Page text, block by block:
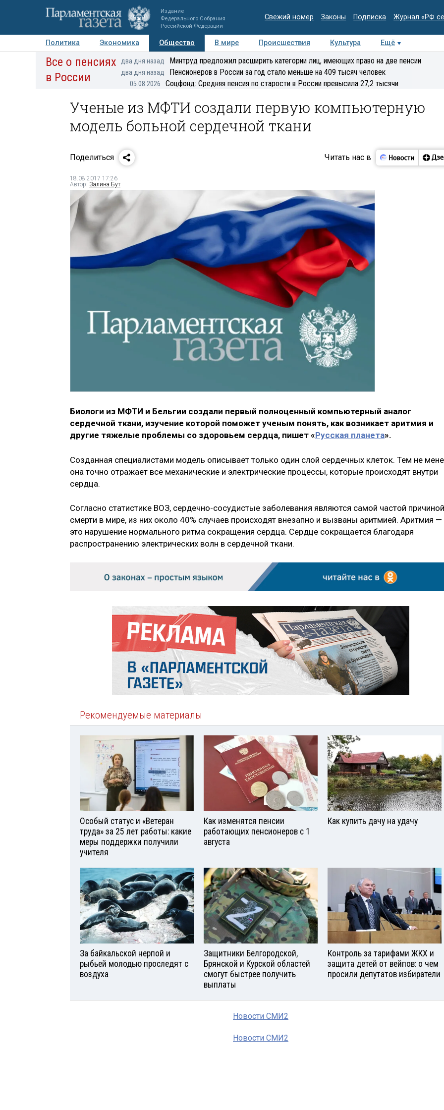
Издание
Федерального Собрания
Российской Федерации
Свежий номер Законы Подписка Журнал «РФ
Политика Экономика Общество В мире Происшествия Культура
Ещё
Авторы Персоны Мнения Регионы Медиацентр Интервью Колумнисты
Все о пенсиях
в России
два дня назад Минтруд предложил расширить категории лиц, имеющих право на две пенсии
два дня назад Пенсионеров в России за год стало меньше на 409 тысяч человек
05.08.2026 Соцфонд: Средняя пенсия по старости в России превысила 27,2 тысячи
Ученые из МФТИ создали первую компьютерную
модель больной сердечной ткани
Поделиться Читать нас в
18.08.2017 17:26
Автор: Залина Бут
Биологи из МФТИ и Бельгии создали первый полноценный компьютерный аналог
сердечной ткани, изучение которой поможет ученым понять, как возникает аритмия и
другие тяжелые проблемы со здоровьем сердца, пишет «Русская планета».
Созданная специалистами модель описывает только один слой сердечных клеток. Тем не
она точно отражает все механические и электрические процессы, которые происходят внутри
сердца.
Согласно статистике ВОЗ, сердечно-сосудистые заболевания являются самой частой причиной
смерти в мире, из них около 40% случаев происходят внезапно и вызваны аритмией. Аритмия —
это нарушение нормального ритма сокращения сердца. Сердце сокращается благодаря
распространению электрических волн в сердечной ткани.
Рекомендуемые материалы
Особый статус и «Ветеран
труда» за 25 лет работы: какие
меры поддержки получили
учителя
Как изменятся пенсии
работающих пенсионеров с 1
августа
Как купить дачу на удачу
За байкальской нерпой и
рыбьей молодью проследят с
воздуха
Защитники Белгородской,
Брянской и Курской областей
смогут быстрее получить
выплаты
Контроль за тарифами ЖКХ и
защита детей от вейпов: о чем
просили депутатов избиратели
Новости СМИ2
Новости СМИ2